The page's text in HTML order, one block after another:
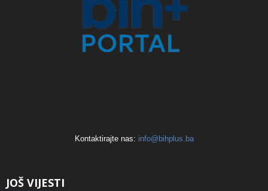
Kontaktirajte nas: info@bihplus.ba
JOŠ VIJESTI